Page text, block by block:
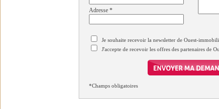
Adresse *
Je souhaite recevoir la newsletter de Ouest-
J'accepte de recevoir les offres des partenaires de
*Champs obligatoires